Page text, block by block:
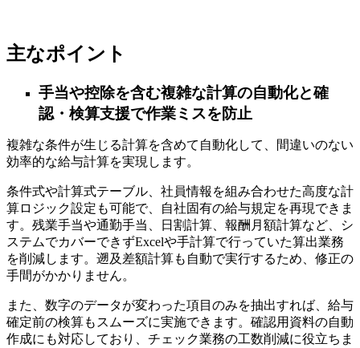
主なポイント
手当や控除を含む複雑な計算の自動化と確
認・検算支援で作業ミスを防止
複雑な条件が生じる計算を含めて自動化して、間違いのない
効率的な給与計算を実現します。
条件式や計算式テーブル、社員情報を組み合わせた高度な計
算ロジック設定も可能で、自社固有の給与規定を再現できま
す。残業手当や通勤手当、日割計算、報酬月額計算など、シ
ステムでカバーできずExcelや手計算で行っていた算出業務
を削減します。遡及差額計算も自動で実行するため、修正の
手間がかかりません。
また、数字のデータが変わった項目のみを抽出すれば、給与
確定前の検算もスムーズに実施できます。確認用資料の自動
作成にも対応しており、チェック業務の工数削減に役立ちま